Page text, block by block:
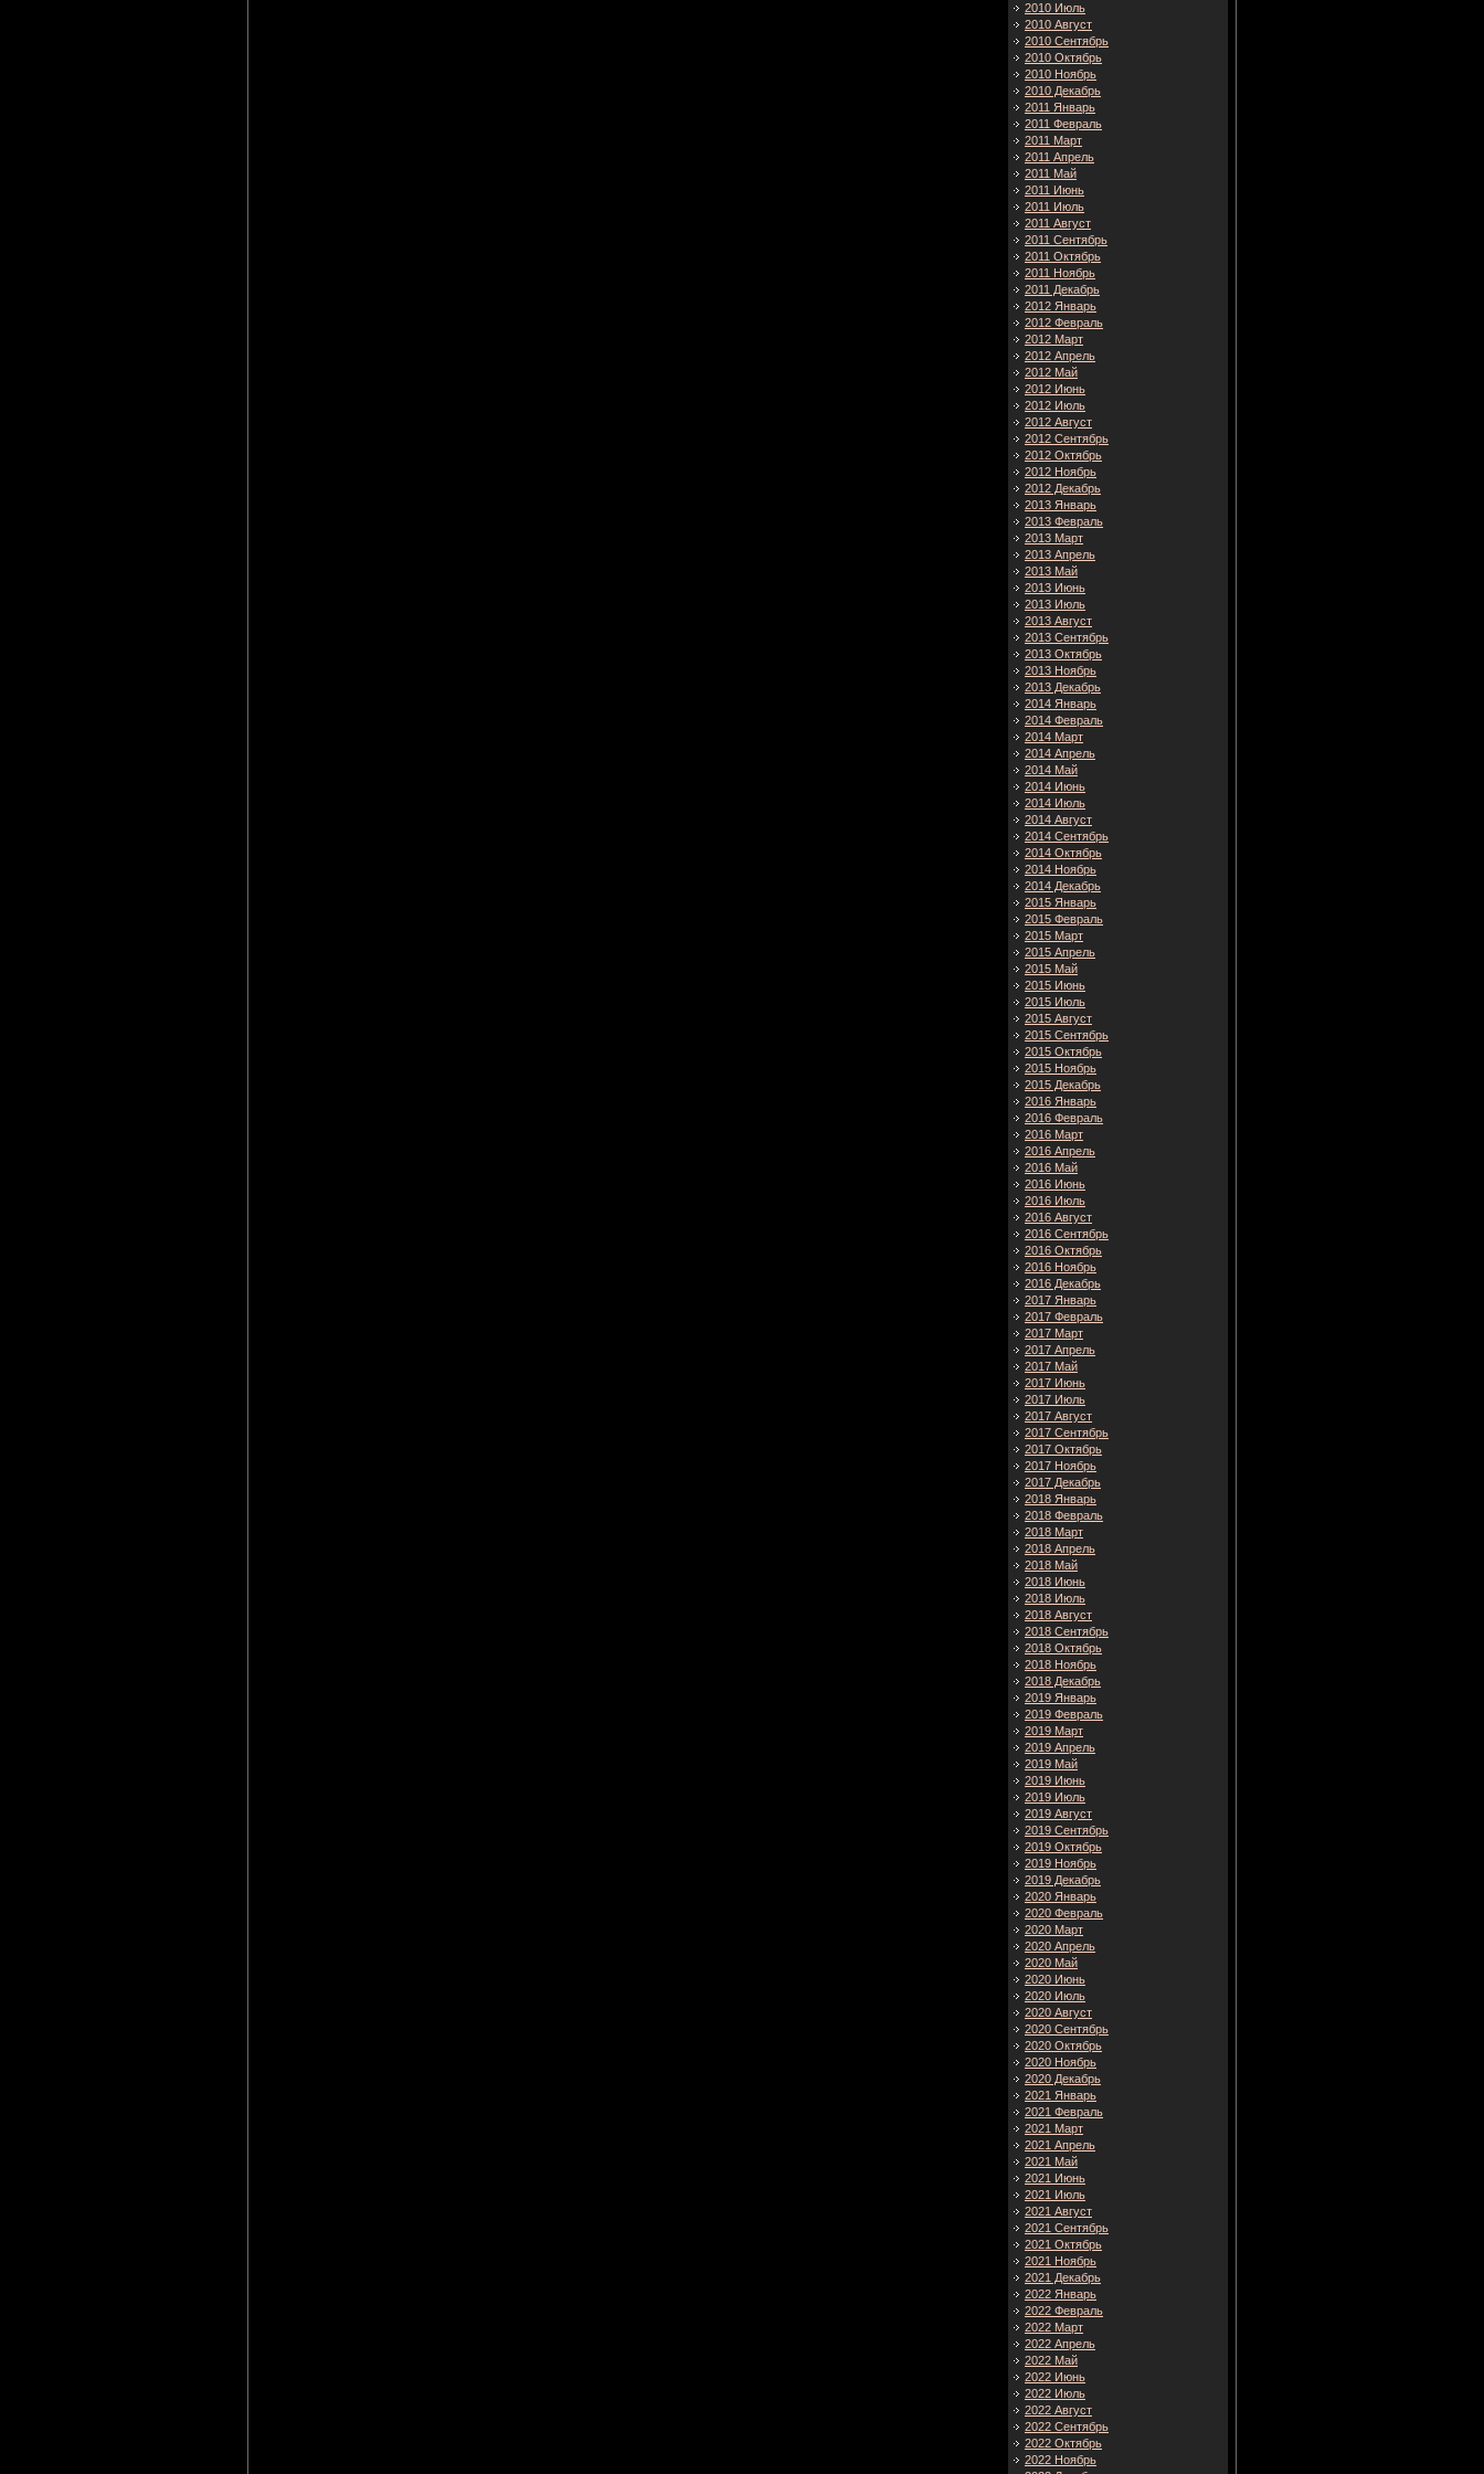
2010 Июль
2010 Август
2010 Сентябрь
2010 Октябрь
2010 Ноябрь
2010 Декабрь
2011 Январь
2011 Февраль
2011 Март
2011 Апрель
2011 Май
2011 Июнь
2011 Июль
2011 Август
2011 Сентябрь
2011 Октябрь
2011 Ноябрь
2011 Декабрь
2012 Январь
2012 Февраль
2012 Март
2012 Апрель
2012 Май
2012 Июнь
2012 Июль
2012 Август
2012 Сентябрь
2012 Октябрь
2012 Ноябрь
2012 Декабрь
2013 Январь
2013 Февраль
2013 Март
2013 Апрель
2013 Май
2013 Июнь
2013 Июль
2013 Август
2013 Сентябрь
2013 Октябрь
2013 Ноябрь
2013 Декабрь
2014 Январь
2014 Февраль
2014 Март
2014 Апрель
2014 Май
2014 Июнь
2014 Июль
2014 Август
2014 Сентябрь
2014 Октябрь
2014 Ноябрь
2014 Декабрь
2015 Январь
2015 Февраль
2015 Март
2015 Апрель
2015 Май
2015 Июнь
2015 Июль
2015 Август
2015 Сентябрь
2015 Октябрь
2015 Ноябрь
2015 Декабрь
2016 Январь
2016 Февраль
2016 Март
2016 Апрель
2016 Май
2016 Июнь
2016 Июль
2016 Август
2016 Сентябрь
2016 Октябрь
2016 Ноябрь
2016 Декабрь
2017 Январь
2017 Февраль
2017 Март
2017 Апрель
2017 Май
2017 Июнь
2017 Июль
2017 Август
2017 Сентябрь
2017 Октябрь
2017 Ноябрь
2017 Декабрь
2018 Январь
2018 Февраль
2018 Март
2018 Апрель
2018 Май
2018 Июнь
2018 Июль
2018 Август
2018 Сентябрь
2018 Октябрь
2018 Ноябрь
2018 Декабрь
2019 Январь
2019 Февраль
2019 Март
2019 Апрель
2019 Май
2019 Июнь
2019 Июль
2019 Август
2019 Сентябрь
2019 Октябрь
2019 Ноябрь
2019 Декабрь
2020 Январь
2020 Февраль
2020 Март
2020 Апрель
2020 Май
2020 Июнь
2020 Июль
2020 Август
2020 Сентябрь
2020 Октябрь
2020 Ноябрь
2020 Декабрь
2021 Январь
2021 Февраль
2021 Март
2021 Апрель
2021 Май
2021 Июнь
2021 Июль
2021 Август
2021 Сентябрь
2021 Октябрь
2021 Ноябрь
2021 Декабрь
2022 Январь
2022 Февраль
2022 Март
2022 Апрель
2022 Май
2022 Июнь
2022 Июль
2022 Август
2022 Сентябрь
2022 Октябрь
2022 Ноябрь